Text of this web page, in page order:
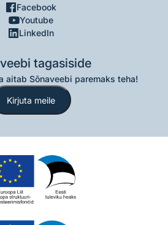
Facebook
Youtube
LinkedIn
tagasiside
aitab Sõnaveebi paremaks teha!
Kirjuta meile